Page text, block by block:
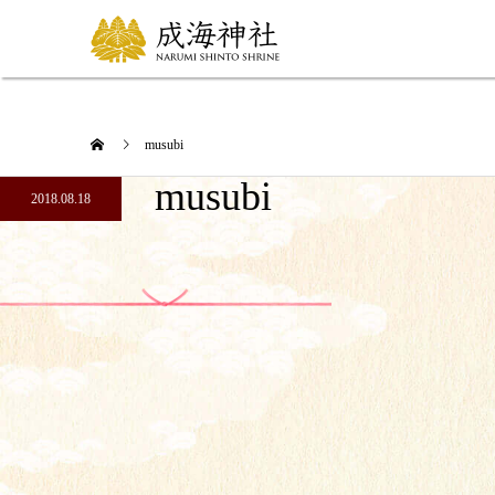
musubi
2018.08.18 musubi